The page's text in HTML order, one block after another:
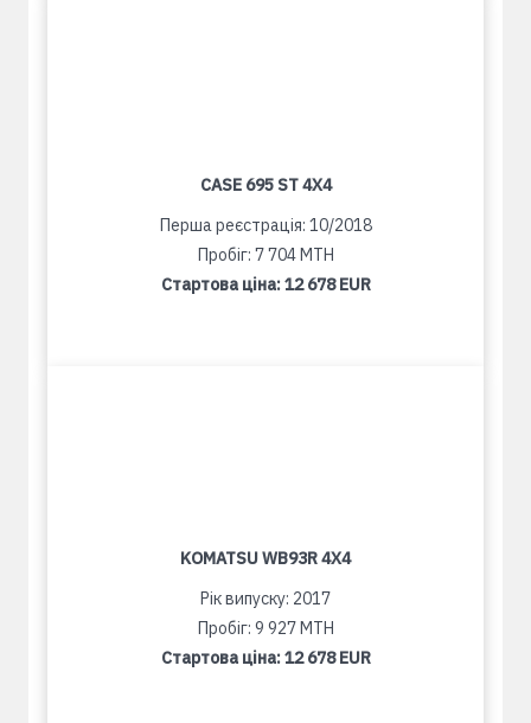
CASE 695 ST 4X4
Перша реєстрація: 10/2018
Пробіг: 7 704 MTH
Стартова ціна:12 678 EUR
KOMATSU WB93R 4X4
Рік випуску: 2017
Пробіг: 9 927 MTH
Стартова ціна:12 678 EUR